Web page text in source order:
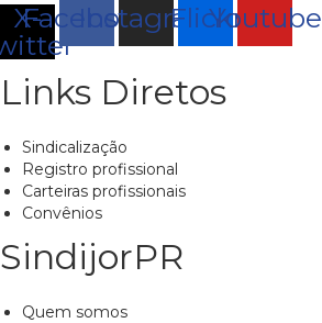
X-
Facebook
Instagram
FlickrYoutube
Links Diretos
Sindicalização
Registro profissional
Carteiras profissionais
Convênios
SindijorPR
Quem somos